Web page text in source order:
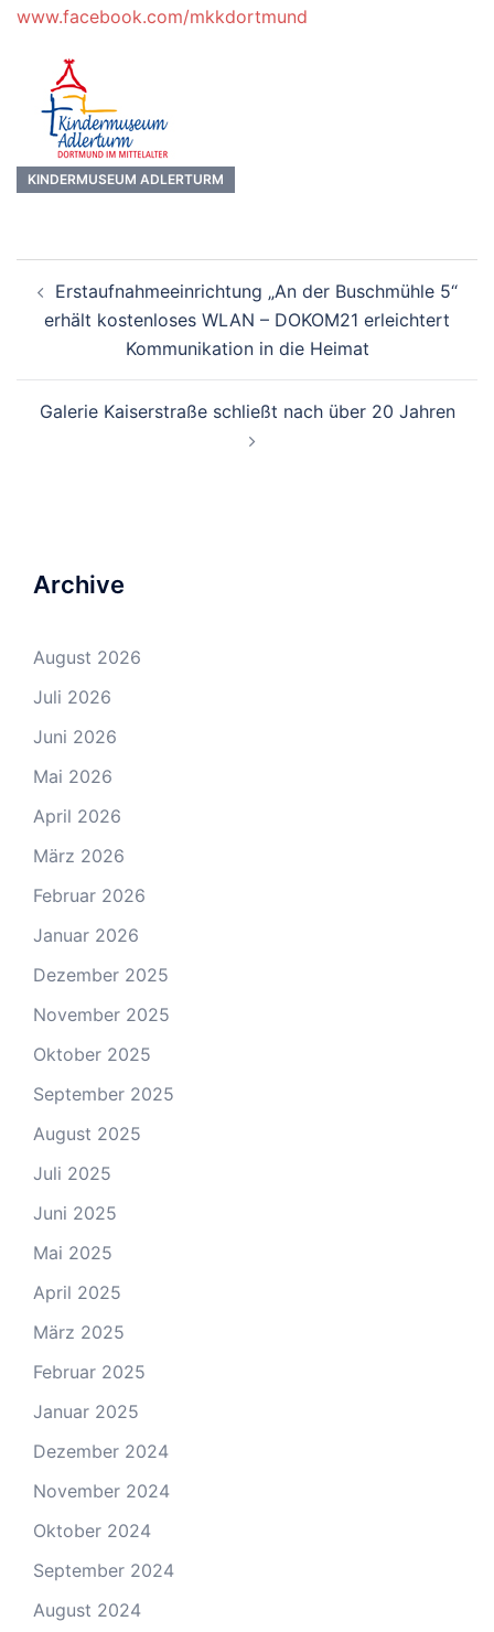
www.facebook.com/mkkdortmund
KINDERMUSEUM ADLERTURM
Navigation
Erstaufnahmeeinrichtung „An der Buschmühle 5“
erhält kostenloses WLAN – DOKOM21 erleichtert
Kommunikation in die Heimat
Galerie Kaiserstraße schließt nach über 20 Jahren
Archive
August 2026
Juli 2026
Juni 2026
Mai 2026
April 2026
März 2026
Februar 2026
Januar 2026
Dezember 2025
November 2025
Oktober 2025
September 2025
August 2025
Juli 2025
Juni 2025
Mai 2025
April 2025
März 2025
Februar 2025
Januar 2025
Dezember 2024
November 2024
Oktober 2024
September 2024
August 2024